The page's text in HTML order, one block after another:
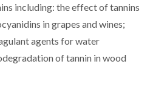
including: the effect of tannins
in grapes and wines;
agents for water
of tannin in wood